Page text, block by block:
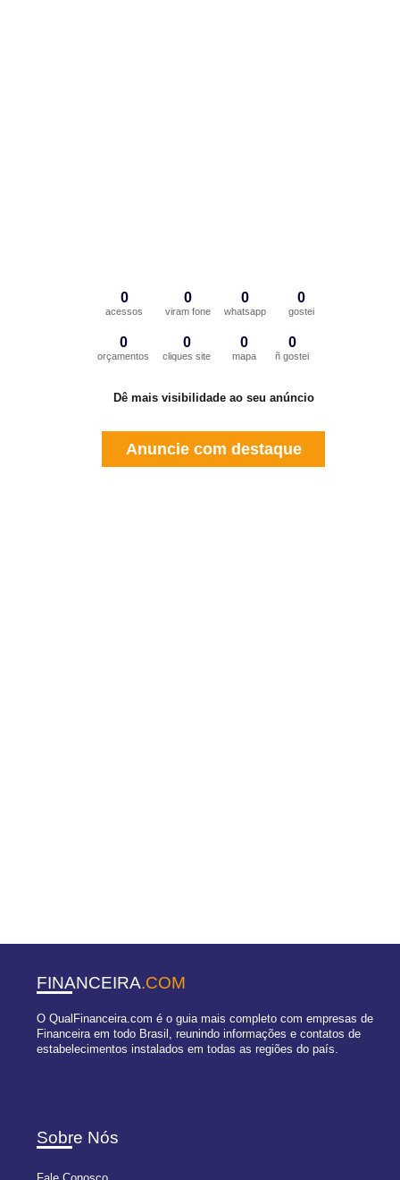
0
acessos
0
viram fone
0
whatsapp
0
gostei
0
orçamentos
0
cliques site
0
mapa
0
ñ gostei
Dê mais visibilidade ao seu anúncio
Anuncie com destaque
FINANCEIRA.COM
O QualFinanceira.com é o guia mais completo com empresas de
Financeira em todo Brasil, reunindo informações e contatos de
estabelecimentos instalados em todas as regiões do país.
Sobre Nós